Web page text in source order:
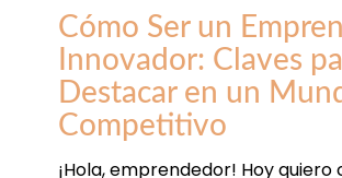
Cómo Ser un
Innovador: Claves
Destacar en un
Competitivo
¡Hola, emprendedor! Hoy